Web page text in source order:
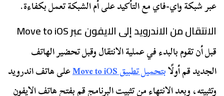
عبر شبكة واي-فاي مع التأكيد على أم الشبكة تعمل بكفاءة.
الانتقال من الاندرويد إلى الايفون عبر Move to iOS
قبل أن تقوم بالبدء في عملية الانتقال وقبل تحضير الهاتف
الجديد قم أولًابتحميل تطبيق Move to iOS
على هاتف اندرويد
وتثبيته، وبعد الانتهاء من تثبيت البرنامج قم بفتح هاتف الايفون